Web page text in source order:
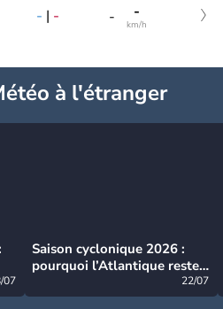
- | - - -
km/h
à l'étranger
07
Saison cyclonique 2026 :
pourquoi l’Atlantique reste
22/07